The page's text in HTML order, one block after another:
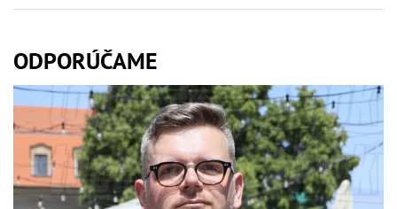
ODPORÚČAME